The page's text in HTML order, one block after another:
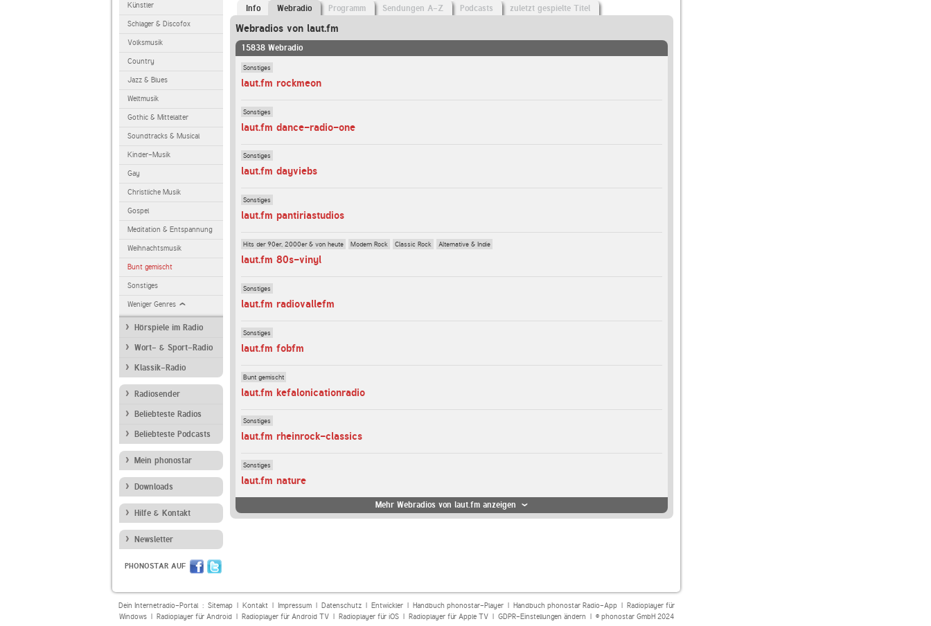
Künstler
Schlager & Discofox
Volksmusik
Country
Jazz & Blues
Weltmusik
Gothic & Mittelalter
Soundtracks & Musical
Kinder-Musik
Gay
Christliche Musik
Gospel
Meditation & Entspannung
Weihnachtsmusik
Bunt gemischt
Sonstiges
Weniger Genres
Hörspiele im Radio
Wort- & Sport-Radio
Klassik-Radio
Radiosender
Beliebteste Radios
Beliebteste Podcasts
Mein phonostar
Downloads
Hilfe & Kontakt
Newsletter
PHONOSTAR AUF
Info Webradio Programm Sendungen A-Z Podcasts zuletzt gespielte Titel
Webradios von laut.fm
15838 Webradio
Sonstiges
laut.fm rockmeon
Sonstiges
laut.fm dance-radio-one
Sonstiges
laut.fm dayviebs
Sonstiges
laut.fm pantiriastudios
Hits der 90er, 2000er & von heute Modern Rock Classic Rock Alternative & Indie
laut.fm 80s-vinyl
Sonstiges
laut.fm radiovallefm
Sonstiges
laut.fm fobfm
Bunt gemischt
laut.fm kefalonicationradio
Sonstiges
laut.fm rheinrock-classics
Sonstiges
laut.fm nature
Mehr Webradios von laut.fm anzeigen
Dein Internetradio-Portal : Sitemap| Kontakt| Impressum| Datenschutz| Entwickler| Handbuch phonostar-Player| Handbuch phonostar Radio-App| Radioplayer für
Windows| Radioplayer für Android| Radioplayer für Android TV| Radioplayer für iOS| Radioplayer für Apple TV| GDPR-Einstellungen ändern | © phonostar GmbH 2024